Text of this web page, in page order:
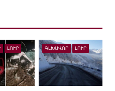
ԼՈՒՐ ԳԼԽԱՎՈՐ ԼՈՒՐ